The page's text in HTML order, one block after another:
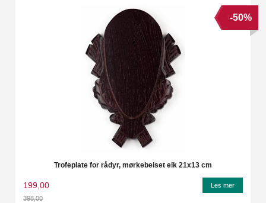
Trofeplate for rådyr, mørkebeiset eik 21x13 cm
Utsolgt
199,00
398,00
-50%
Les mer